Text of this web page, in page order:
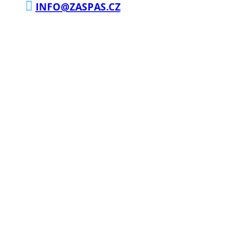
INFO@ZASPAS.CZ